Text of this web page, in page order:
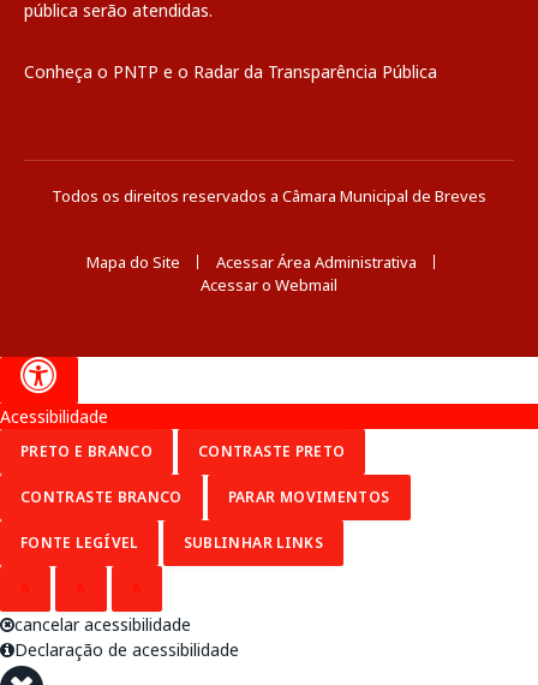
pública serão atendidas.
Conheça o PNTP e o Radar da Transparência Pública
Todos os direitos reservados a Câmara Municipal de Breves
Mapa do Site
Acessar Área Administrativa
Acessar o Webmail
Acessibilidade
PRETO E BRANCO CONTRASTE PRETO
CONTRASTE BRANCO PARAR MOVIMENTOS
FONTE LEGÍVEL SUBLINHAR LINKS
cancelar acessibilidade
Declaração de acessibilidade